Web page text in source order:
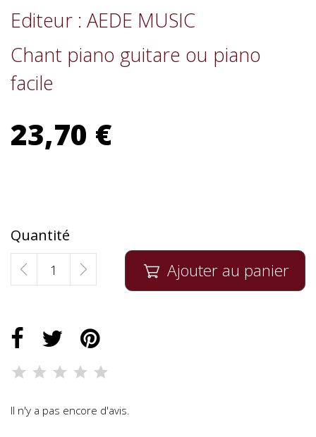
Editeur : AEDE MUSIC
Chant piano guitare ou piano
facile
23,70 €
Quantité
 Ajouter au panier
Il n'y a pas encore d'avis.